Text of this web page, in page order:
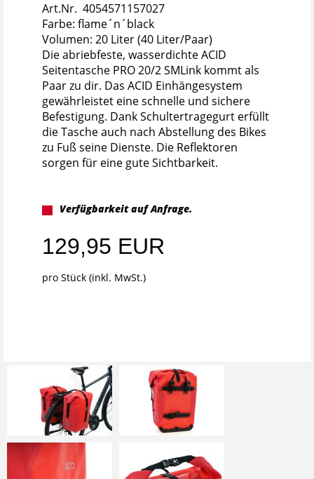
Art.Nr. 4054571157027
Farbe: flame´n´black
Volumen: 20 Liter (40 Liter/Paar)
Die abriebfeste, wasserdichte ACID
Seitentasche PRO 20/2 SMLink kommt als
Paar zu dir. Das ACID Einhängesystem
gewährleistet eine schnelle und sichere
Befestigung. Dank Schultertragegurt erfüllt
die Tasche auch nach Abstellung des Bikes
zu Fuß seine Dienste. Die Reflektoren
sorgen für eine gute Sichtbarkeit.
Verfügbarkeit auf Anfrage.
129,95 EUR
pro Stück (inkl. MwSt.)